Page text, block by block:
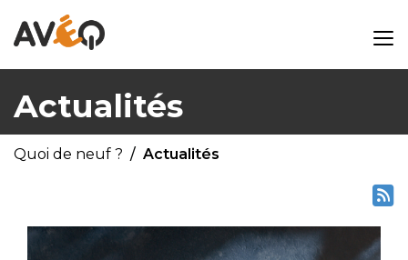
Actualités
Quoi de neuf ? Actualités